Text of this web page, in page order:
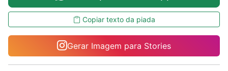
Copiar texto da piada
Gerar Imagem para Stories